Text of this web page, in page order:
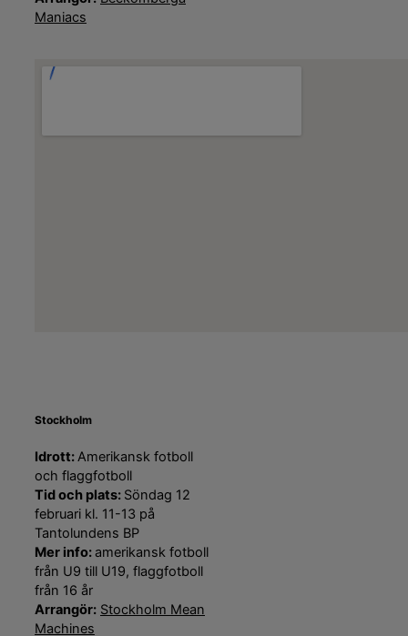
Maniacs
Stockholm
Idrott:Amerikansk fotboll
och flaggfotboll
Tid och plats: Söndag 12
februari kl. 11-13 på
Tantolundens BP
Mer info: amerikansk fotboll
från U9 till U19, flaggfotboll
från 16 år
Arrangör: Stockholm Mean
Machines